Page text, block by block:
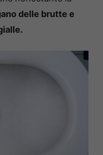
delle brutte e